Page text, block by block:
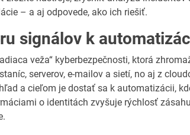
– a aj odpovede, ako ich riešiť.
signálov k
veža“ kyberbezpečnosti, ktorá
serverov, e-mailov a sietí, no aj z
a cieľom je dostať sa k automatizácii,
o identitách zvyšuje rýchlosť